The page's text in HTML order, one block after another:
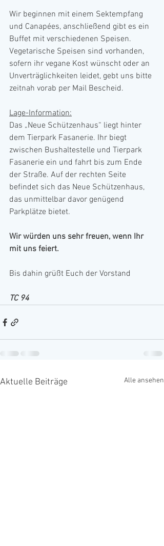
Wir beginnen mit einem Sektempfang
und Canapées, anschließend gibt es ein
Buffet mit verschiedenen Speisen.
Vegetarische Speisen sind vorhanden,
sofern ihr vegane Kost wünscht oder an
Unverträglichkeiten leidet, gebt uns bitte
zeitnah vorab per Mail Bescheid.
Lage-Information:
Das „Neue Schützenhaus“ liegt hinter
dem Tierpark Fasanerie. Ihr biegt
zwischen Bushaltestelle und Tierpark
Fasanerie ein und fahrt bis zum Ende
der Straße. Auf der rechten Seite
befindet sich das Neue Schützenhaus,
das unmittelbar davor genügend
Parkplätze bietet.
Wir würden uns sehr freuen, wenn Ihr
mit uns feiert.
Bis dahin grüßt Euch der Vorstand
TC 94
Aktuelle Beiträge Alle ansehen